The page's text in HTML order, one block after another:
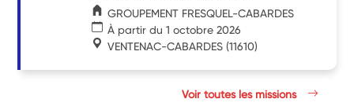
GROUPEMENT FRESQUEL-CABARDES
À partir du 1 octobre 2026
VENTENAC-CABARDES (11610)
Voir toutes les missions